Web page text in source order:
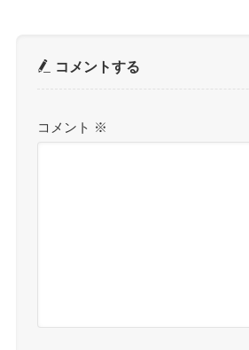
コメントする
コメント ※